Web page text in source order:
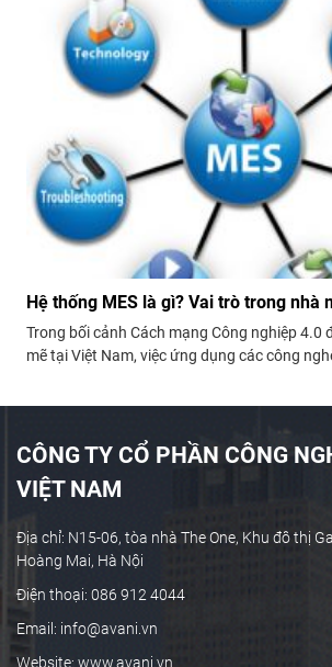
Hệ thống MES là gì? Vai trò trong nhà
Trong bối cảnh Cách mạng Công nghiệp 4.0
mẽ tại Việt Nam, việc ứng dụng các công
cạnh tranh. Một trong những giải pháp
CÔNG TY CỔ PHẦN CÔNG
VIỆT NAM
Địa chỉ: N15-06, tòa nhà The One, Khu đô thị
Hoàng Mai, Hà Nội
Điện thoại: 086 912 4044
Email: info@avani.vn
Website: www.avani.vn